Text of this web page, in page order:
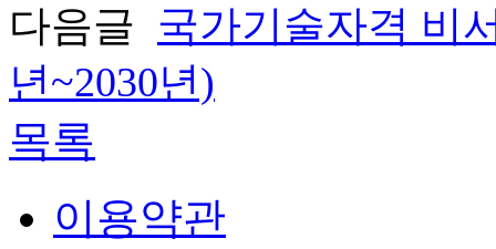
다음글 국가기술자격 비
년~2030년)
목록
이용약관